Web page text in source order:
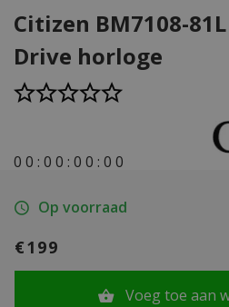
Citizen BM7108-
Drive horloge
0 0 : 0 0 : 0 0 : 0 0
Op voorraad
€199
Voeg toe aan